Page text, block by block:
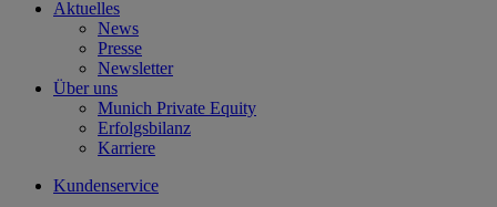
Aktuelles
News
Presse
Newsletter
Über uns
Munich Private Equity
Erfolgsbilanz
Karriere
Kundenservice